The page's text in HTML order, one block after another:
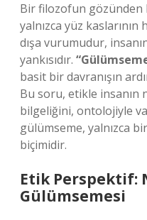
Bir filozofun gözünden
yalnızca yüz
dışa vurumudur,
yankısıdır.
basit bir davranışın
Bu soru, etikle insanın
bilgeliğini, ontolojiyle
gülümseme, yalnızca
biçimidir.
Etik Perspektif:
Gülümsemesi